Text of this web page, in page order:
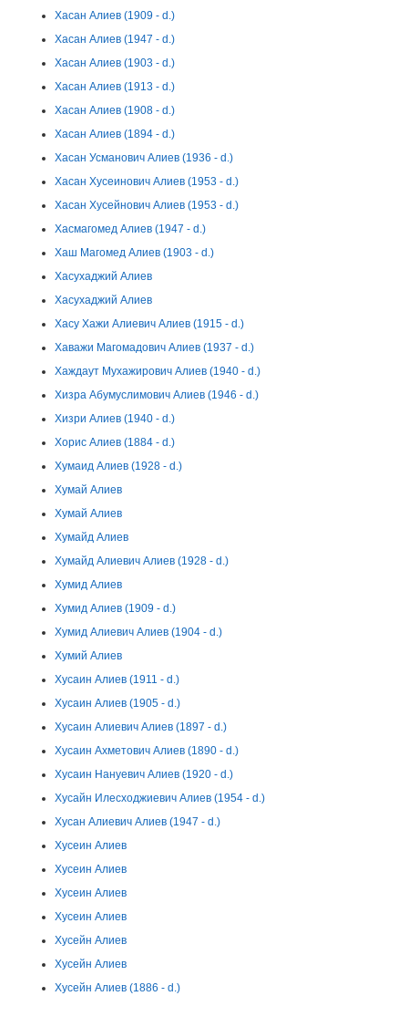
Хасан Алиев (1909 - d.)
Хасан Алиев (1947 - d.)
Хасан Алиев (1903 - d.)
Хасан Алиев (1913 - d.)
Хасан Алиев (1908 - d.)
Хасан Алиев (1894 - d.)
Хасан Усманович Алиев (1936 - d.)
Хасан Хусеинович Алиев (1953 - d.)
Хасан Хусейнович Алиев (1953 - d.)
Хасмагомед Алиев (1947 - d.)
Хаш Магомед Алиев (1903 - d.)
Хасухаджий Алиев
Хасухаджий Алиев
Хасу Хажи Алиевич Алиев (1915 - d.)
Хаважи Магомадович Алиев (1937 - d.)
Хаждаут Мухажирович Алиев (1940 - d.)
Хизра Абумуслимович Алиев (1946 - d.)
Хизри Алиев (1940 - d.)
Хорис Алиев (1884 - d.)
Хумаид Алиев (1928 - d.)
Хумай Алиев
Хумай Алиев
Хумайд Алиев
Хумайд Алиевич Алиев (1928 - d.)
Хумид Алиев
Хумид Алиев (1909 - d.)
Хумид Алиевич Алиев (1904 - d.)
Хумий Алиев
Хусаин Алиев (1911 - d.)
Хусаин Алиев (1905 - d.)
Хусаин Алиевич Алиев (1897 - d.)
Хусаин Ахметович Алиев (1890 - d.)
Хусаин Нануевич Алиев (1920 - d.)
Хусайн Илесходжиевич Алиев (1954 - d.)
Хусан Алиевич Алиев (1947 - d.)
Хусеин Алиев
Хусеин Алиев
Хусеин Алиев
Хусеин Алиев
Хусейн Алиев
Хусейн Алиев
Хусейн Алиев (1886 - d.)